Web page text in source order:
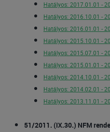
Hatályos: 2017.01.01 -
Hatályos: 2016.10.01 -
Hatályos: 2016.01.01 -
Hatályos: 2015.10.01 -
Hatályos: 2015.07.01 -
Hatályos: 2015.01.01 -
Hatályos: 2014.10.01 -
Hatályos: 2014.02.01 -
Hatályos: 2013.11.01 -
51/2011. (IX.30.) NFM